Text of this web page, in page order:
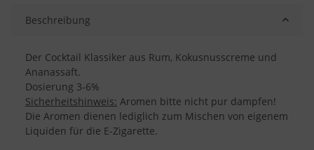
Beschreibung
Der Cocktail Klassiker aus Rum, Kokusnusscreme und
Ananassaft.
Dosierung 3-6%
Sicherheitshinweis: Aromen bitte nicht pur dampfen!
Die Aromen dienen lediglich zum Mischen von eigenem
Liquiden für die E-Zigarette.